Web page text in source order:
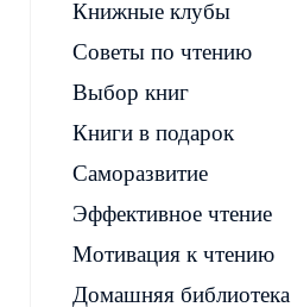
Книжные клубы
Советы по чтению
Выбор книг
Книги в подарок
Саморазвитие
Эффективное чтение
Мотивация к чтению
Домашняя библиотека